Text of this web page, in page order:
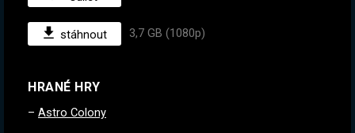
stáhnout 3,7 GB (1080p)
HRANÉ HRY
Astro Colony